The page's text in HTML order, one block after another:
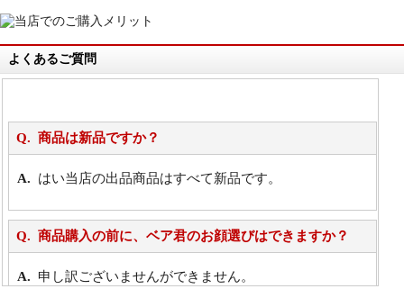
よくあるご質問
商品は新品ですか？
はい当店の出品商品はすべて新品です。
商品購入の前に、ベア君のお顔選びはできますか？
申し訳ございませんができません。